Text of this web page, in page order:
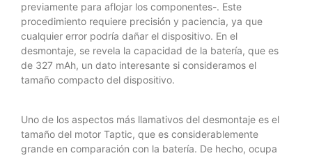
previamente para aflojar los componentes-. Este
procedimiento requiere precisión y paciencia, ya que
cualquier error podría dañar el dispositivo. En el
desmontaje, se revela la capacidad de la batería, que es
de 327 mAh, un dato interesante si consideramos el
tamaño compacto del dispositivo.
Uno de los aspectos más llamativos del desmontaje es el
tamaño del motor Taptic, que es considerablemente
grande en comparación con la batería. De hecho, ocupa